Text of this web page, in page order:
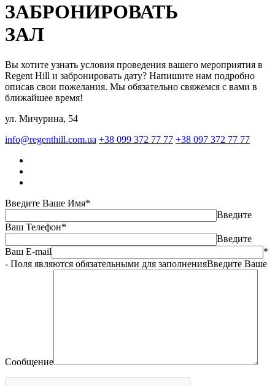
ЗАБРОНИРОВАТЬ
ЗАЛ
Вы хотите узнать условия проведения вашего мероприятия в
Regent Hill и забронировать дату? Напишите нам подробно
описав свои пожелания. Мы обязательно свяжемся с вами в
ближайшее время!
ул. Мичурина, 54
info@regenthill.com.ua +38 099 372 77 77 +38 097 372 77 77
Введите Ваше Имя*
Введите
Ваш Телефон*
Введите
Ваш E-mail
*
- Поля являются обязательными для заполненияВведите Ваше
Сообщение